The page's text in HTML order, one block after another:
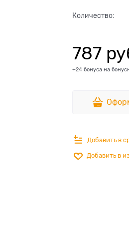
Количество:
787
+24 бонуса на
Добавить в
Добавить в